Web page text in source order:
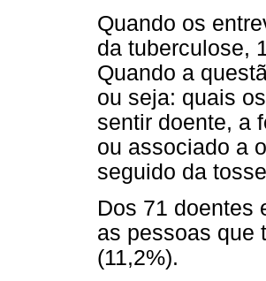
Quando os
da tuberculose,
Quando a
ou seja: quais
sentir doente, a
ou associado a
seguido da
Dos 71 doentes
as pessoas que
(11,2%).